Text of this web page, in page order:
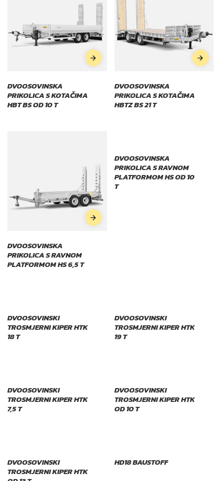
DVOOSOVINSKA
PRIKOLICA S KOTAČIMA
HBT BS OD 10 T
DVOOSOVINSKA
PRIKOLICA S KOTAČIMA
HBTZ BS 21 T
DVOOSOVINSKA
PRIKOLICA S RAVNOM
PLATFORMOM HS 6,5 T
DVOOSOVINSKA
PRIKOLICA S RAVNOM
PLATFORMOM HS OD 10
T
DVOOSOVINSKI
TROSMJERNI KIPER HTK
18 T
DVOOSOVINSKI
TROSMJERNI KIPER HTK
19 T
DVOOSOVINSKI
TROSMJERNI KIPER HTK
7,5 T
DVOOSOVINSKI
TROSMJERNI KIPER HTK
OD 10 T
DVOOSOVINSKI
TROSMJERNI KIPER HTK
HD18 BAUSTOFF